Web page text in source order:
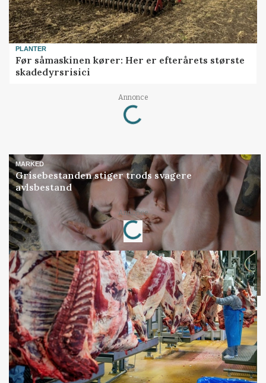
PLANTER
Før såmaskinen kører: Her er efterårets største
skadedyrsrisici
Annonce
Loading...
MARKED
Grisebestanden stiger trods svagere
avlsbestand
Annonce
Loading...